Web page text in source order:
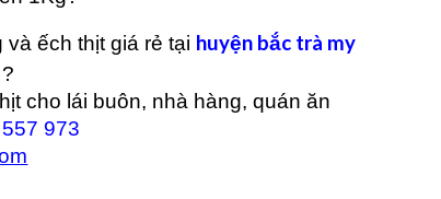
và ếch thịt giá rẻ tại huyện bắc trà my
?
cho lái buôn, nhà hàng, quán ăn
973